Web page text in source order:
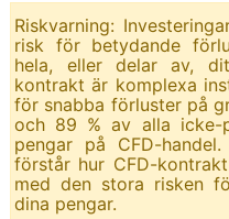
Riskvarning:
risk för betydande
hela, eller delar av,
kontrakt är komplexa
för snabba förluster på
och 89 % av alla icke-
pengar på CFD-
förstår hur CFD-
med den stora risken
dina pengar.